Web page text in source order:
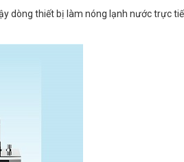
dòng thiết bị làm nóng lạnh nước trực